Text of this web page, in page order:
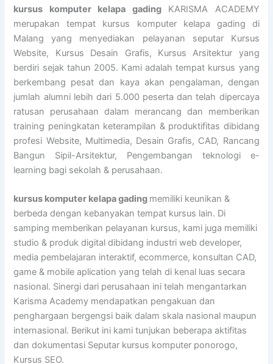
kursus komputer kelapa gadingKARISMA ACADEMY
merupakan tempat kursus komputer kelapa gading di
Malang yang menyediakan pelayanan seputar Kursus
Website, Kursus Desain Grafis, Kursus Arsitektur yang
berdiri sejak tahun 2005. Kami adalah tempat kursus yang
berkembang pesat dan kaya akan pengalaman, dengan
jumlah alumni lebih dari 5.000 peserta dan telah dipercaya
ratusan perusahaan dalam merancang dan memberikan
training peningkatan keterampilan & produktifitas dibidang
profesi Website, Multimedia, Desain Grafis, CAD, Rancang
Bangun Sipil-Arsitektur, Pengembangan teknologi e-
learning bagi sekolah & perusahaan.
kursus komputer kelapa gading memiliki keunikan &
berbeda dengan kebanyakan tempat kursus lain. Di
samping memberikan pelayanan kursus, kami juga memiliki
studio & produk digital dibidang industri web developer,
media pembelajaran interaktif, ecommerce, konsultan CAD,
game & mobile aplication yang telah di kenal luas secara
nasional. Sinergi dari perusahaan ini telah mengantarkan
Karisma Academy mendapatkan pengakuan dan
penghargaan bergengsi baik dalam skala nasional maupun
internasional. Berikut ini kami tunjukan beberapa aktifitas
dan dokumentasi Seputar kursus komputer ponorogo,
Kursus SEO.